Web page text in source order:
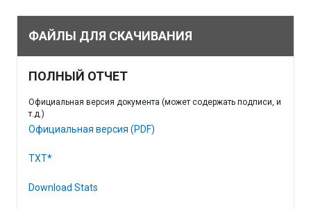
ФАЙЛЫ ДЛЯ СКАЧИВАНИЯ
ПОЛНЫЙ ОТЧЕТ
Официальная версия документа (может содержать подписи, и
т.д.)
Официальная версия (PDF)
TXT*
Download Stats